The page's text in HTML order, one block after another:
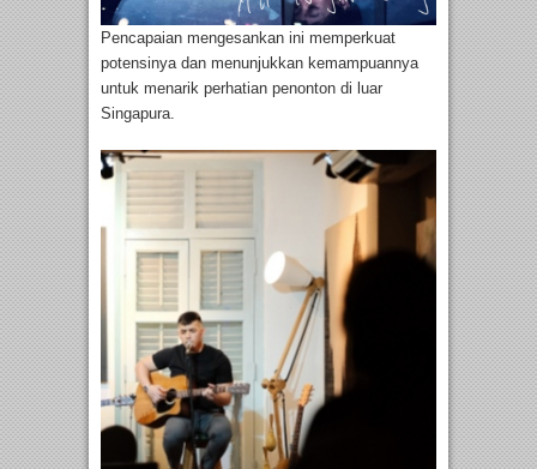
Pencapaian mengesankan ini memperkuat
potensinya dan menunjukkan kemampuannya
untuk menarik perhatian penonton di luar
Singapura.